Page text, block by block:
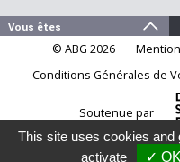
© ABG 2026
Conditions Générales de
Soutenue par
This site uses cookies
activate
✓